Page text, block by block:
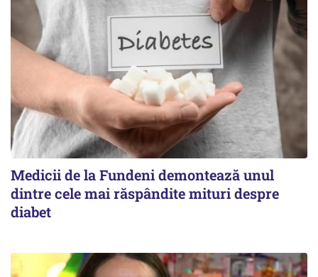
Medicii de la Fundeni demontează unul
dintre cele mai răspândite mituri despre
diabet